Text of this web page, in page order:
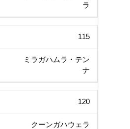
ラ
115
ミラガハムラ・テン
ナ
120
クーンガハウェラ